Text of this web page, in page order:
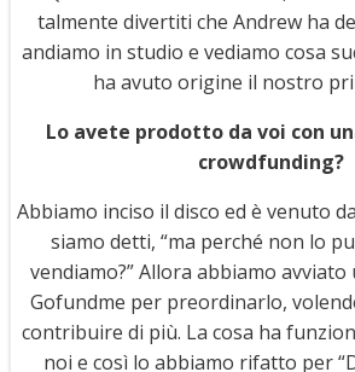
talmente divertiti che Andrew ha
andiamo in studio e vediamo cosa
ha avuto origine il nostro
Lo avete prodotto da voi con
crowdfunding?
Abbiamo inciso il disco ed è venuto
siamo detti, “ma perché non lo
vendiamo?” Allora abbiamo avviato
Gofundme per preordinarlo,
contribuire di più. La cosa ha
noi e così lo abbiamo rifatto per